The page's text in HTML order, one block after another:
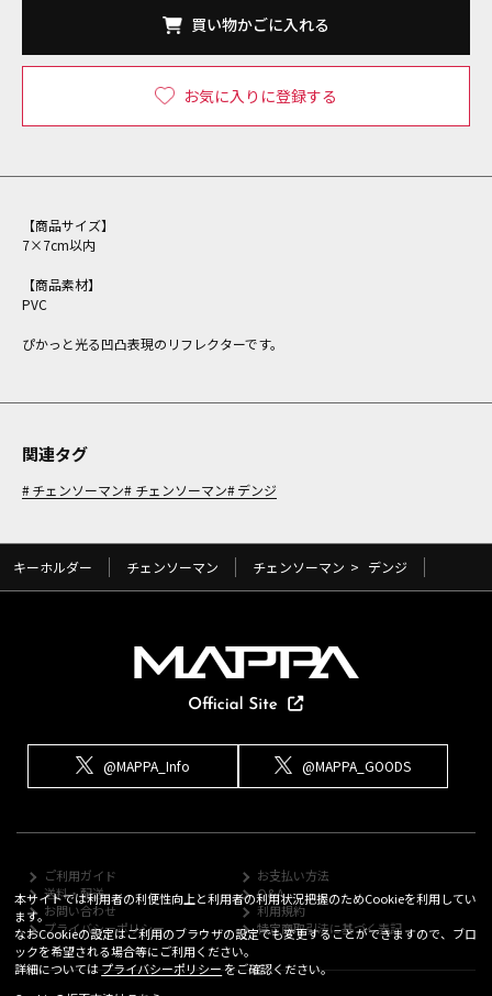
買い物かごに入れる
お気に入りに登録する
【商品サイズ】
7×7cm以内
【商品素材】
PVC
ぴかっと光る凹凸表現のリフレクターです。
関連タグ
チェンソーマン チェンソーマン デンジ
キーホルダー チェンソーマン チェンソーマン > デンジ
@MAPPA_Info @MAPPA_GOODS
ご利用ガイド
お支払い方法
送料・配送
Q&A
お問い合わせ
利用規約
プライバシーポリシー
特定商取引法に基づく表記
本サイトでは利用者の利便性向上と利用者の利用状況把握のためCookieを利用してい
ます。
なおCookieの設定はご利用のブラウザの設定でも変更することができますので、ブロ
ックを希望される場合等にご利用ください。
詳細についてはプライバシーポリシーをご確認ください。